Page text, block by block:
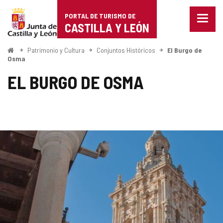
Portal
de
Turismo
de
Castilla
León
PORTAL DE TURISMO DE
CASTILLA Y LEÓN
Menu
InicioPatrimonio y Cultura Conjuntos Históricos
El Burgo de
Osma
EL BURGO DE OSMA
GALERÍA
DE
IMÁGENES
Número
de
diapositivas:
5